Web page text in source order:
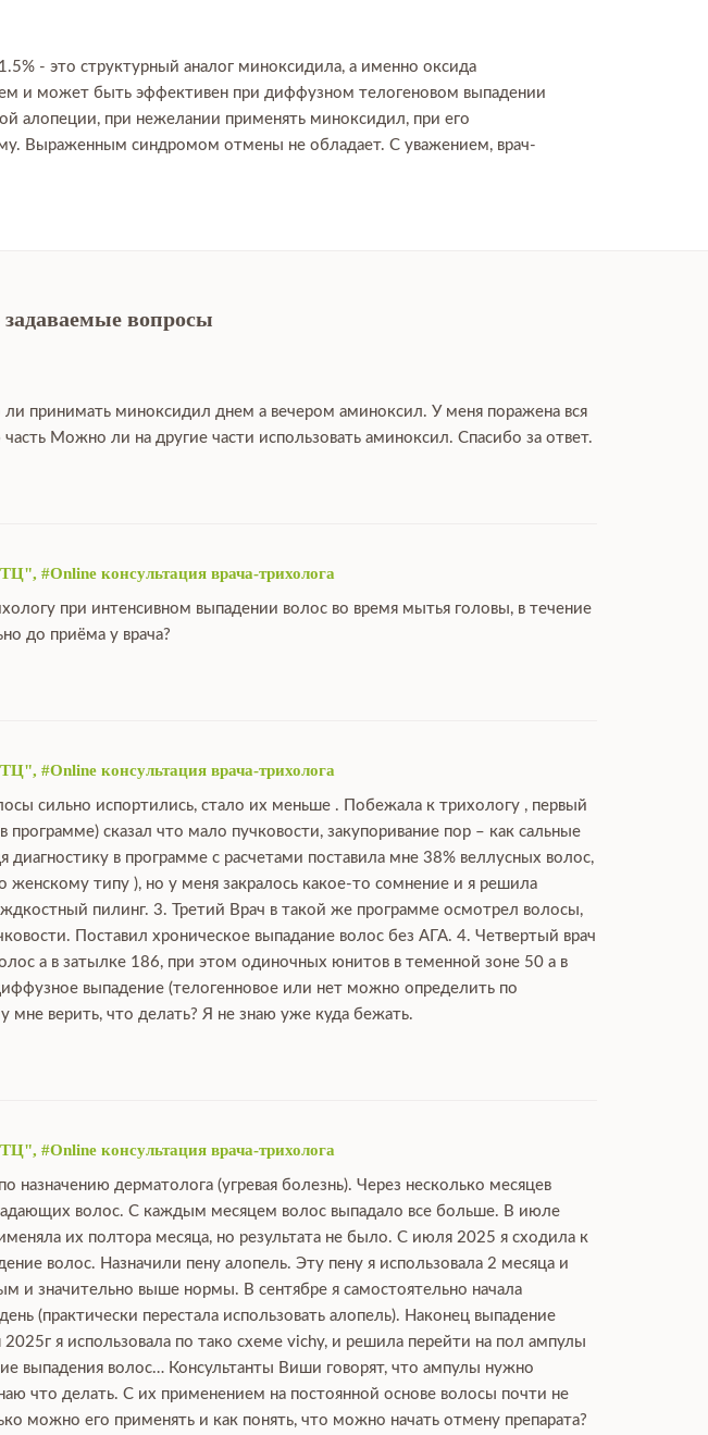
- это структурный аналог миноксидила, а именно оксида
и может быть эффективен при диффузном телогеновом выпадении
алопеции, при нежелании применять миноксидил, при его
Выраженным синдромом отмены не обладает. С уважением, врач-
вопросы
принимать миноксидил днем а вечером аминоксил. У меня поражена вся
Можно ли на другие части использовать аминоксил. Спасибо за ответ.
#Online консультация врача-трихолога
при интенсивном выпадении волос во время мытья головы, в течение
до приёма у врача?
#Online консультация врача-трихолога
сильно испортились, стало их меньше . Побежала к трихологу , первый
сказал что мало пучковости, закупоривание пор – как сальные
в программе с расчетами поставила мне 38% веллусных волос,
типу ), но у меня закралось какое-то сомнение и я решила
пилинг. 3. Третий Врач в такой же программе осмотрел волосы,
Поставил хроническое выпадание волос без АГА. 4. Четвертый врач
а в затылке 186, при этом одиночных юнитов в теменной зоне 50 а в
выпадение (телогенновое или нет можно определить по
верить, что делать? Я не знаю уже куда бежать.
#Online консультация врача-трихолога
дерматолога (угревая болезнь). Через несколько месяцев
волос. С каждым месяцем волос выпадало все больше. В июле
их полтора месяца, но результата не было. С июля 2025 я сходила к
волос. Назначили пену алопель. Эту пену я использовала 2 месяца и
и значительно выше нормы. В сентябре я самостоятельно начала
(практически перестала использовать алопель). Наконец выпадение
я использовала по тако схеме vichy, и решила перейти на пол ампулы
выпадения волос… Консультанты Виши говорят, что ампулы нужно
что делать. С их применением на постоянной основе волосы почти не
можно его применять и как понять, что можно начать отмену препарата?